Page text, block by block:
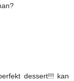
dessert!!! kan